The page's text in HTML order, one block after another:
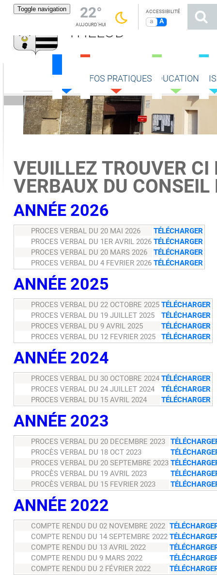
Toggle navigation 22°
AUJOURD'HUI
ACCESSIBILITÉ
a A
THÉLOD
INFOS PRATIQUES ÉDUCATION
Accueil Mairie Procès verbaux du conseil municipal
VEUILLEZ TROUVER CI
VERBAUX DU
ANNÉE 2026
PROCES VERBAL DU 20 MAI 2026
TÉLÉCHARGER
PROCES VERBAL DU 1ER AVRIL 2026 TÉLÉCHARGER
PROCES VERBAL DU 20 MARS 2026
TÉLÉCHARGER
PROCES VERBAL DU 4 FEVRIER 2026 TÉLÉCHARGER
ANNÉE 2025
PROCES VERBAL DU 22 OCTOBRE 2025 TÉLÉCHARGER
PROCES VERBAL DU 19 JUILLET 2025
TÉLÉCHARGER
PROCES VERBAL DU 9 AVRIL 2025
TÉLÉCHARGER
PROCES VERBAL DU 12 FEVRIER 2025
TÉLÉCHARGER
ANNÉE 2024
PROCES VERBAL DU 30 OCTOBRE 2024 TÉLÉCHARGER
PROCES VERBAL DU 24 JUILLET 2024
TÉLÉCHARGER
PROCES VERBAL DU 15 AVRIL 2024
TÉLÉCHARGER
ANNÉE 2023
PROCES VERBAL DU 20 DECEMBRE 2023
PROCÈS VERBAL DU 18 OCT 2023
PROCES VERBAL DU 20 SEPTEMBRE 2023
PROCÈS VERBAL DU 19 AVRIL 2023
PROCÈS VERBAL DU 15 FEVRIER 2023
ANNÉE 2022
COMPTE RENDU DU 02 NOVEMBRE 2022
COMPTE RENDU DU 14 SEPTEMBRE 2022
COMPTE RENDU DU 13 AVRIL 2022
COMPTE RENDU DU 9 MARS 2022
COMPTE RENDU DU 2 FÉVRIER 2022